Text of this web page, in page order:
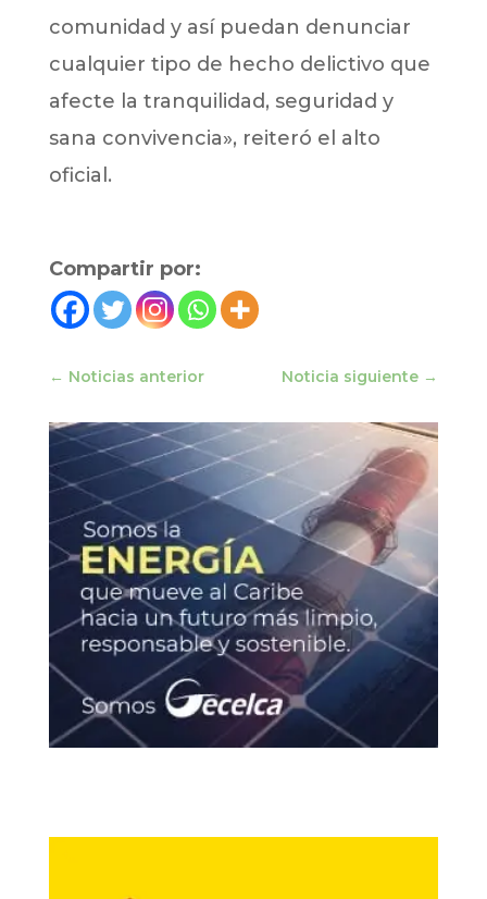
comunidad y así puedan denunciar
cualquier tipo de hecho delictivo que
afecte la tranquilidad, seguridad y
sana convivencia», reiteró el alto
oficial.
Compartir por:
← Noticias anterior Noticia siguiente →